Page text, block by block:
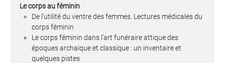
Le corps au féminin
De l’utilité du ventre des femmes. Lectures médicales du
corps féminin
Le corps féminin dans l’art funéraire attique des
époques archaïque et classique : un inventaire et
quelques pistes